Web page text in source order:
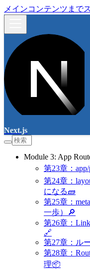
メインコンテンツまで
Next.js
Module 3: App
第23章：
第24章：
になる🧱
第25章：
一歩）🔎
第26章：
🔗
第27章：ル
第28章：
理📦